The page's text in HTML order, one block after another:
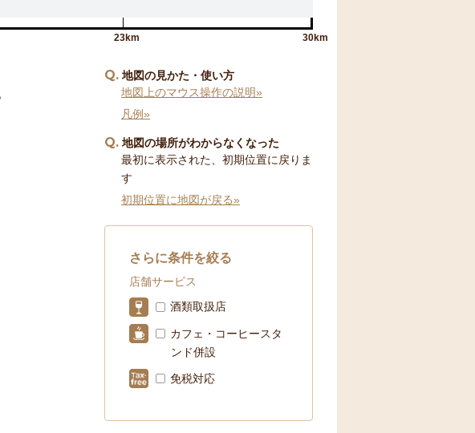
23km 30km
Q 地図の見かた・使い方
地図上のマウス操作の説明»
凡例»
Q 地図の場所がわからなくなった
最初に表示された、初期位置に戻りま
す
初期位置に地図が戻る»
さらに条件を絞る
店舗サービス
酒類取扱店
カフェ・コーヒースタ
ンド併設
免税対応